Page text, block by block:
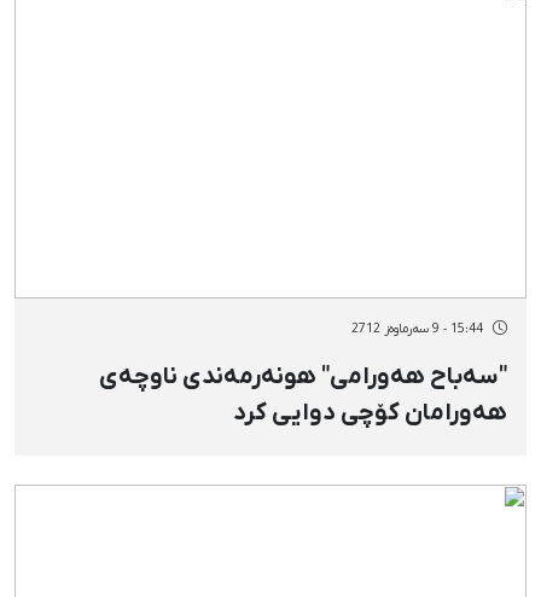
15:44 - 9 سەرماوەز 2712
"سەباح هەورامی" هونەرمەندی ناوچەی
هەورامان کۆچی دوایی کرد